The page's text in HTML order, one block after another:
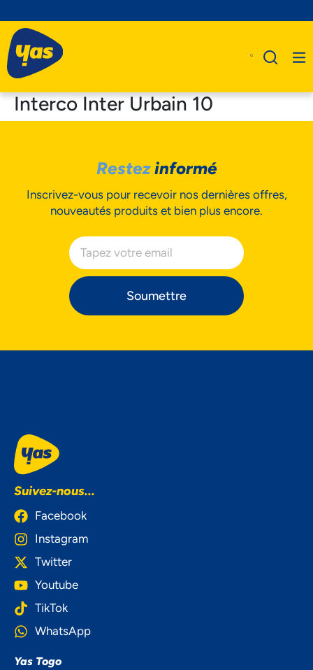
Business
Assistance
Interco Inter Urbain 10
Restezinformé
Inscrivez-vous pour recevoir nos dernières offres,
nouveautés produits et bien plus encore.
Soumettre
Suivez-nous...
Facebook
Instagram
Twitter
Youtube
TikTok
WhatsApp
Yas Togo